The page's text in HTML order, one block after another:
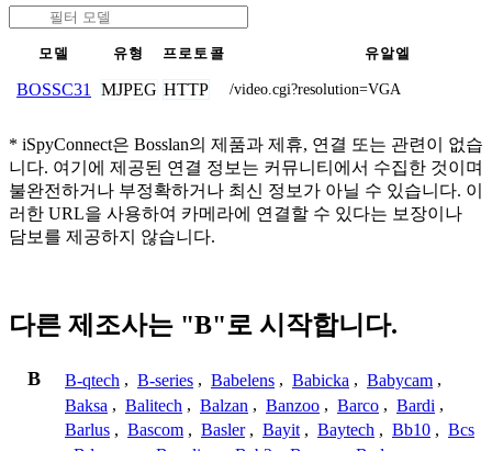
모델 유형 프로토콜 유알엘
BOSSC31 MJPEG HTTP /video.cgi?resolution=VGA
* iSpyConnect은 Bosslan의 제품과 제휴, 연결 또는 관련이 없습
니다. 여기에 제공된 연결 정보는 커뮤니티에서 수집한 것이며
불완전하거나 부정확하거나 최신 정보가 아닐 수 있습니다. 이
러한 URL을 사용하여 카메라에 연결할 수 있다는 보장이나
담보를 제공하지 않습니다.
다른 제조사는 "B"로 시작합니다.
B B-qtech , B-series , Babelens , Babicka , Babycam ,
Baksa , Balitech , Balzan , Banzoo , Barco , Bardi ,
Barlus , Bascom , Basler , Bayit , Baytech , Bb10 , Bcs